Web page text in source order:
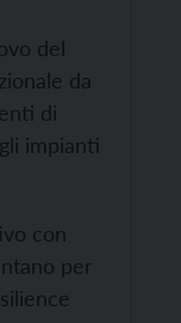
del
da
di
impianti
con
per